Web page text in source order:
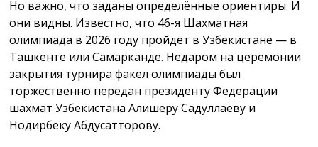
Но важно, что заданы определённые ориентиры. И
они видны. Известно, что 46-я Шахматная
олимпиада в 2026 году пройдёт в Узбекистане — в
Ташкенте или Самарканде. Недаром на церемонии
закрытия турнира факел олимпиады был
торжественно передан президенту Федерации
шахмат Узбекистана Алишеру Садуллаеву и
Нодирбеку Абдусатторову.